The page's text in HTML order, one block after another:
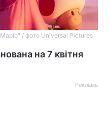
/ фото Universal Pictures
на 7 квітня
Реклама